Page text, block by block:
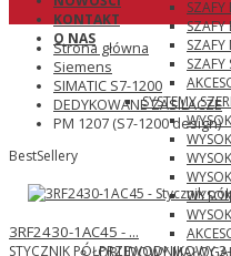
SZAFY
SZAFY
SYSTEMY
OBUDOWY
KONTAKT
O NAS
Strona główna
Siemens
SIMATIC S7-1200
DEDYKOWANE ZASILACZE
PM 1207 (S7-1200 design)
BestSellery
3RF2430-1AC45 - ...
STYCZNIK PÓŁPRZEWODNIKOWY